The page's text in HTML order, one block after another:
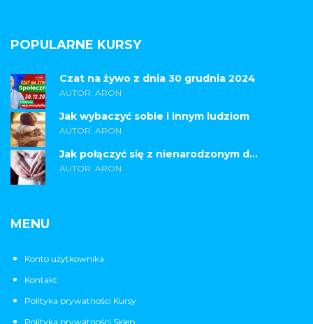
POPULARNE KURSY
Czat na żywo z dnia 30 grudnia 2024
AUTOR: ARON
Jak wybaczyć sobie i innym ludziom
AUTOR: ARON
Jak połączyć się z nienarodzonym d...
AUTOR: ARON
MENU
Konto użytkownika
Kontakt
Polityka prywatności Kursy
Polityka prywatności Sklep